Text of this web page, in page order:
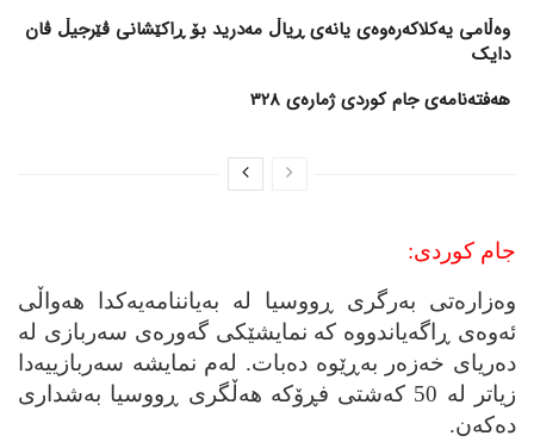
وەڵامی یەکلاکەرەوەی یانەی ڕیاڵ مەدرید بۆ ڕاکێشانی ڤێرجیڵ ڤان
دایک
هەفتەنامەی جام کوردی ژمارەی 328
جام کوردی:
وه‌زاره‌تی به‌رگری ڕووسیا له‌ به‌یاننامه‌یه‌کدا هه‌واڵی
ئه‌وه‌ی ڕاگه‌یاندووه‌ که‌ نمایشێکی گه‌وره‌ی سه‌ربازی له‌
ده‌ریای خه‌زه‌ر به‌ڕێوه‌ ده‌بات. له‌م نمایشه‌ سه‌ربازییه‌دا
زیاتر له‌ 50 که‌شتی فڕۆکه‌ هه‌ڵگری ڕووسیا به‌شداری
ده‌که‌ن.